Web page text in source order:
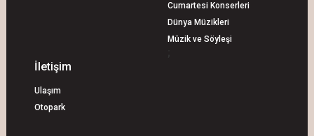
Cumartesi Konserleri
Dünya Müzikleri
Müzik ve Söyleşi
İletişim
Ulaşım
Otopark